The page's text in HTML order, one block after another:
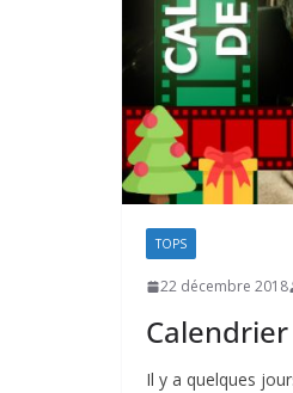
TOPS
22 décembre 2018
Calendrier
Il y a quelques